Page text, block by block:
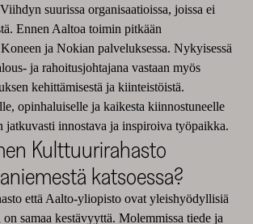
suurissa organisaatioissa, joissa ei
Ennen Aaltoa toimin pitkään
ja Nokian palveluksessa. Nykyisessä
ja rahoitusjohtajana vastaan myös
kehittämisestä ja kiinteistöistä.
opinhaluiselle ja kaikesta kiinnostuneelle
innostava ja inspiroiva työpaikka.
Kulttuurirahasto
katsoessa?
että Aalto-yliopisto ovat yleishyödyllisiä
samaa kestävyyttä. Molemmissa tiede ja